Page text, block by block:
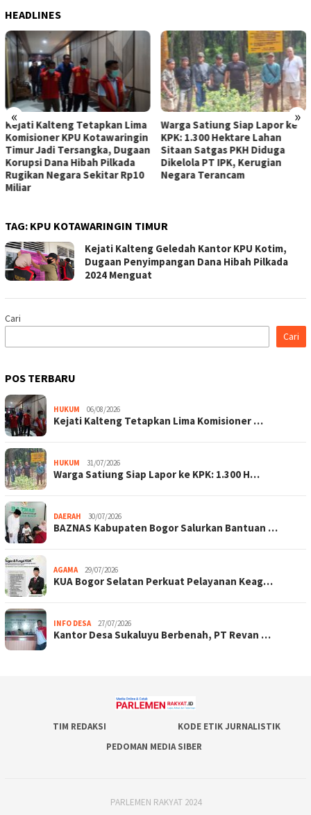
HEADLINES
« »
Kejati Kalteng Tetapkan Lima
Komisioner KPU Kotawaringin
Timur Jadi Tersangka, Dugaan
Korupsi Dana Hibah Pilkada
Rugikan Negara Sekitar Rp10
Miliar
Warga Satiung Siap Lapor ke
KPK: 1.300 Hektare Lahan
Sitaan Satgas PKH Diduga
Dikelola PT IPK, Kerugian
Negara Terancam
TAG: KPU KOTAWARINGIN TIMUR
Kejati Kalteng Geledah Kantor KPU Kotim,
Dugaan Penyimpangan Dana Hibah Pilkada
2024 Menguat
Cari
Cari
POS TERBARU
HUKUM 06/08/2026
Kejati Kalteng Tetapkan Lima Komisioner …
HUKUM 31/07/2026
Warga Satiung Siap Lapor ke KPK: 1.300 H…
DAERAH 30/07/2026
BAZNAS Kabupaten Bogor Salurkan Bantuan …
AGAMA 29/07/2026
KUA Bogor Selatan Perkuat Pelayanan Keag…
INFO DESA 27/07/2026
Kantor Desa Sukaluyu Berbenah, PT Revan …
TIM REDAKSI
KODE ETIK JURNALISTIK
PEDOMAN MEDIA SIBER
PARLEMEN RAKYAT 2024